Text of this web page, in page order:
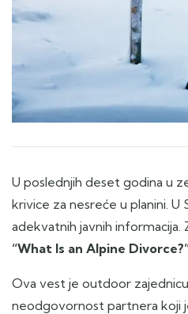
U poslednjih deset godina u
krivice za nesreće u planini. U
adekvatnih javnih
“What Is an Alpine
Ova vest je outdoor
neodgovornost partnera koji